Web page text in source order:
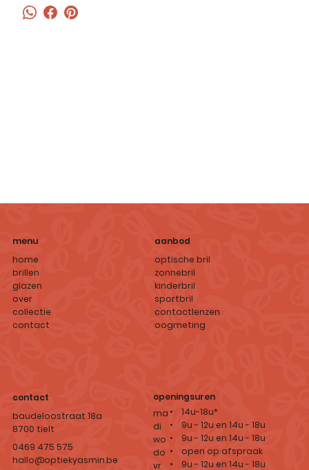
contact
baudeloostraat 18a
8700 tielt
0469 475 575
hallo@optiekyasmin.be
ma
di
wo
do
vr
• 14u-18u*
• 9u - 12u en 14u - 18u
• 9u - 12u en 14u - 18u
• open op afspraak
• 9u - 12u en 14u - 18u
openingsuren
menu
home
brillen
glazen
over
collectie
contact
aanbod
optische bril
zonnebril
kinderbril
sportbril
contactlenzen
oogmeting